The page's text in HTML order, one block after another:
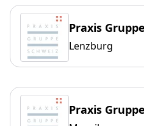
Praxis
Lenzburg
Praxis